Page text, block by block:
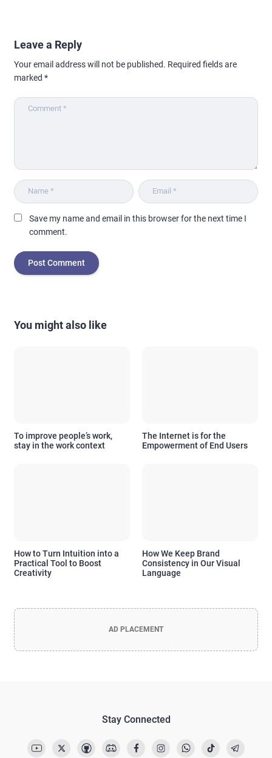
Leave a Reply
Your email address will not be published. Required fields are
marked *
Save my name and email in this browser for the next time I
comment.
You might also like
To improve people’s work,
stay in the work context
The Internet is for the
Empowerment of End Users
How to Turn Intuition into a
Practical Tool to Boost
Creativity
How We Keep Brand
Consistency in Our Visual
Language
AD PLACEMENT
Stay Connected